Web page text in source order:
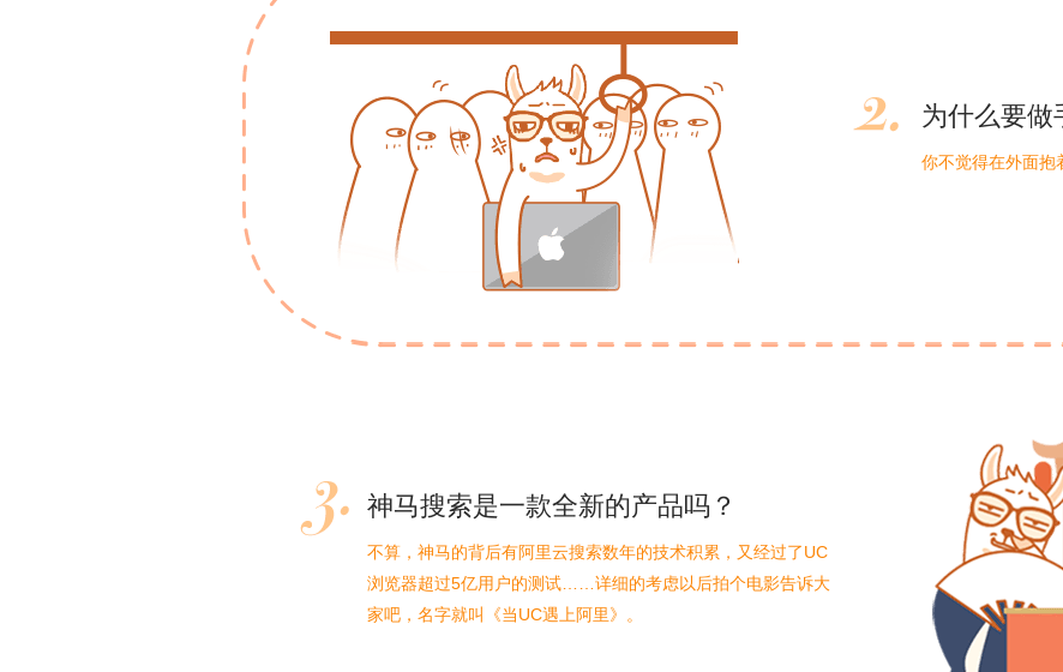
为什么要做
你不觉得在外面
神马搜索是一款全新的产品吗？
不算，神马的背后有阿里云搜索数年的技术积累，又经过了UC
浏览器超过5亿用户的测试……详细的考虑以后拍个电影告诉大
家吧，名字就叫《当UC遇上阿里》。